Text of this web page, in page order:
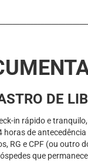
DE
in rápido e
horas de
RG e CPF (ou outro
que